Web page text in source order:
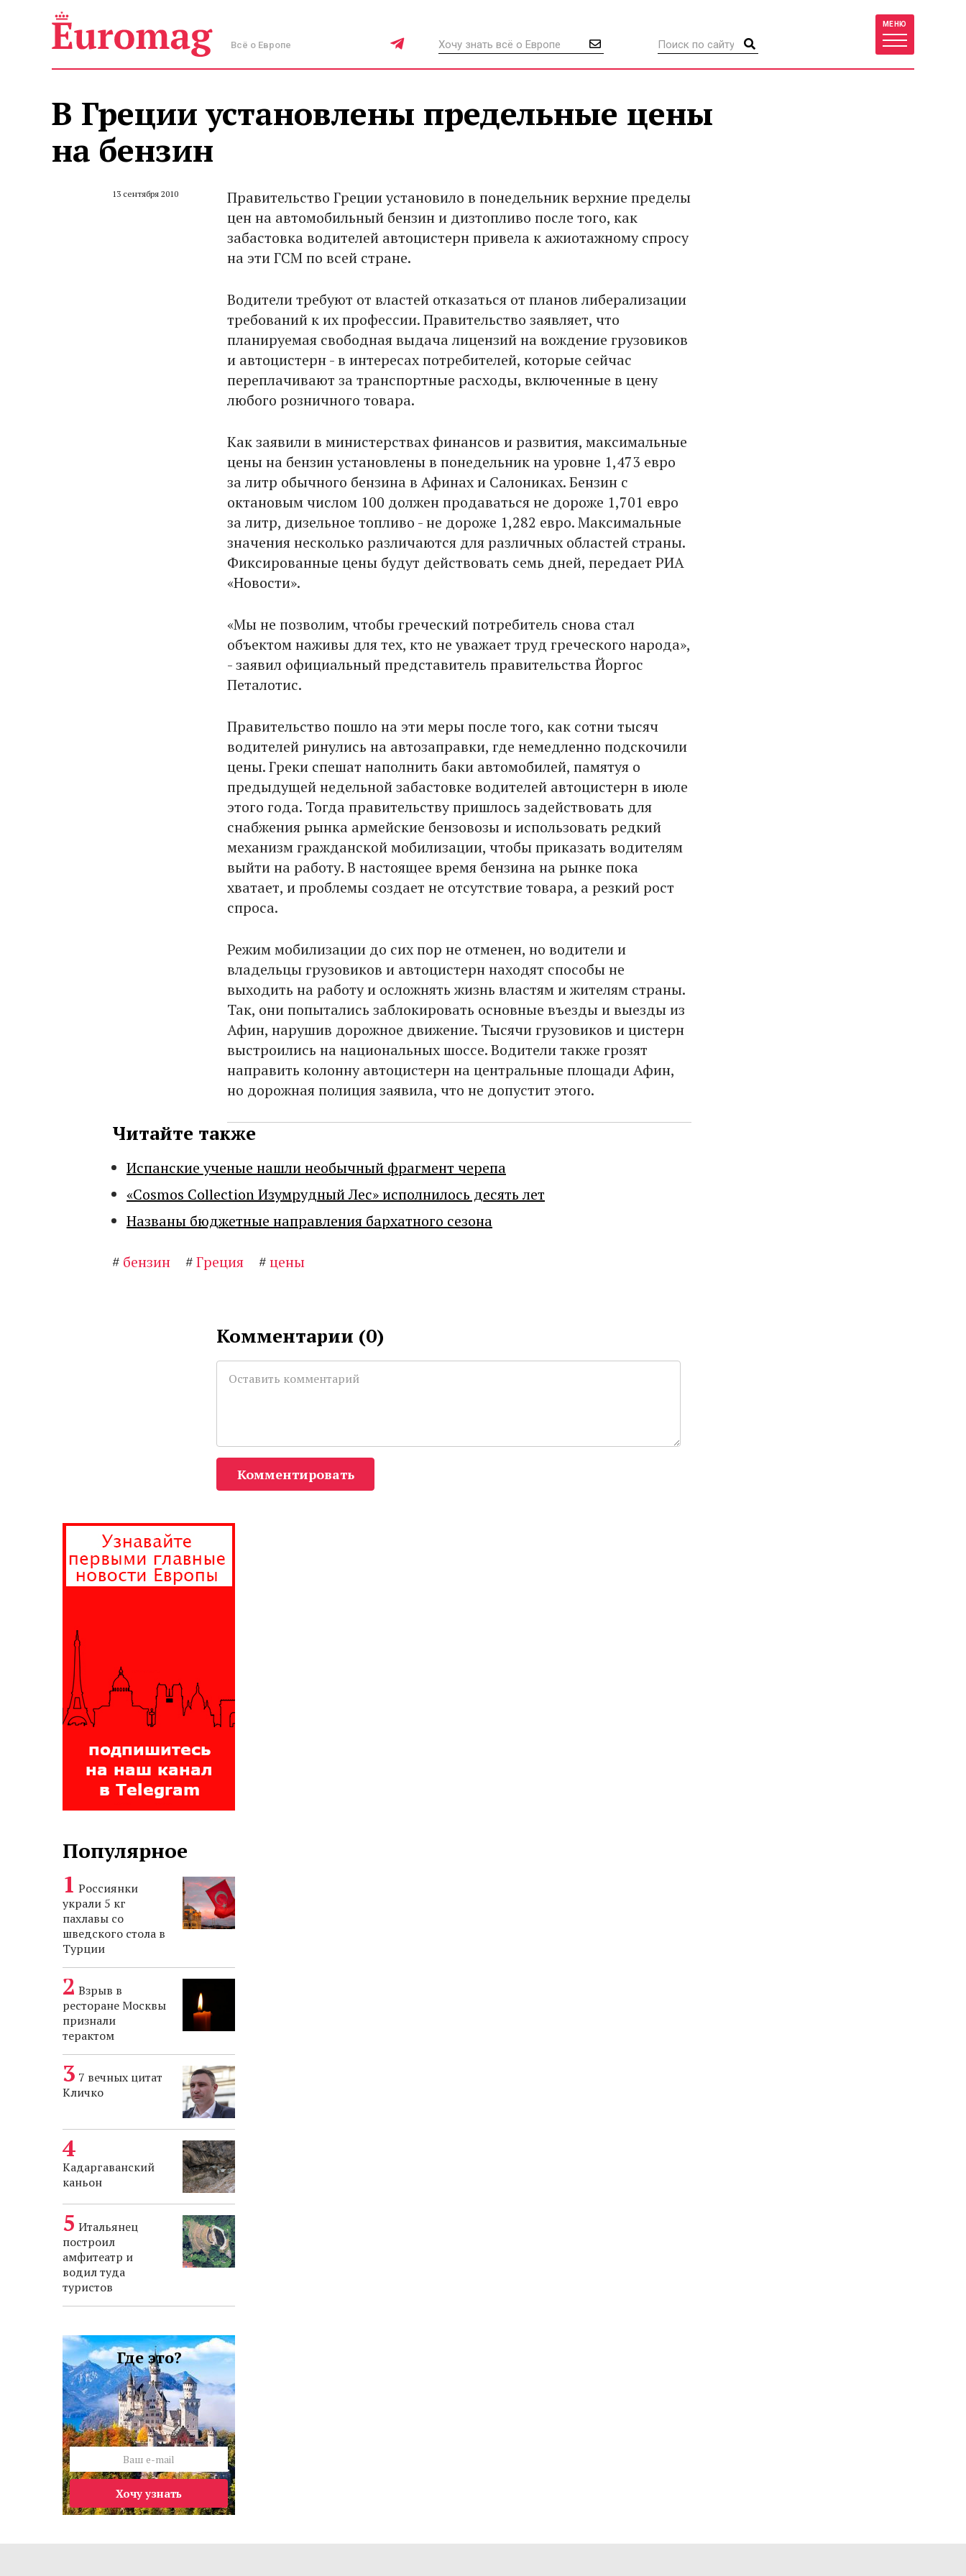
Всё о Европе
МЕНЮ
В Греции установлены предельные цены
на бензин
13 сентября 2010
Правительство Греции установило в понедельник верхние пределы
цен на автомобильный бензин и дизтопливо после того, как
забастовка водителей автоцистерн привела к ажиотажному спросу
на эти ГСМ по всей стране.
Водители требуют от властей отказаться от планов либерализации
требований к их профессии. Правительство заявляет, что
планируемая свободная выдача лицензий на вождение грузовиков
и автоцистерн - в интересах потребителей, которые сейчас
переплачивают за транспортные расходы, включенные в цену
любого розничного товара.
Как заявили в министерствах финансов и развития, максимальные
цены на бензин установлены в понедельник на уровне 1,473 евро
за литр обычного бензина в Афинах и Салониках. Бензин с
октановым числом 100 должен продаваться не дороже 1,701 евро
за литр, дизельное топливо - не дороже 1,282 евро. Максимальные
значения несколько различаются для различных областей страны.
Фиксированные цены будут действовать семь дней, передает РИА
«Новости».
«Мы не позволим, чтобы греческий потребитель снова стал
объектом наживы для тех, кто не уважает труд греческого народа»,
- заявил официальный представитель правительства Йоргос
Петалотис.
Правительство пошло на эти меры после того, как сотни тысяч
водителей ринулись на автозаправки, где немедленно подскочили
цены. Греки спешат наполнить баки автомобилей, памятуя о
предыдущей недельной забастовке водителей автоцистерн в июле
этого года. Тогда правительству пришлось задействовать для
снабжения рынка армейские бензовозы и использовать редкий
механизм гражданской мобилизации, чтобы приказать водителям
выйти на работу. В настоящее время бензина на рынке пока
хватает, и проблемы создает не отсутствие товара, а резкий рост
спроса.
Режим мобилизации до сих пор не отменен, но водители и
владельцы грузовиков и автоцистерн находят способы не
выходить на работу и осложнять жизнь властям и жителям страны.
Так, они попытались заблокировать основные въезды и выезды из
Афин, нарушив дорожное движение. Тысячи грузовиков и цистерн
выстроились на национальных шоссе. Водители также грозят
направить колонну автоцистерн на центральные площади Афин,
но дорожная полиция заявила, что не допустит этого.
Читайте также
Испанские ученые нашли необычный фрагмент черепа
«Cosmos Collection Изумрудный Лес» исполнилось десять лет
Названы бюджетные направления бархатного сезона
# бензин #Греция #цены
Комментарии (0)
Комментировать
Популярное
Россиянки
украли 5 кг
пахлавы со
шведского стола в
Турции
Взрыв в
ресторане Москвы
признали
терактом
7 вечных цитат
Кличко
Кадаргаванский
каньон
Итальянец
построил
амфитеатр и
водил туда
туристов
Где это?
Хочу узнать